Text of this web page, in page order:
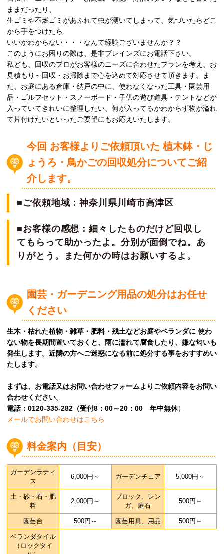
ままだったり、
生ゴミや不燃ゴミがあふれて虫が湧いてしまって、気づいたらどこ
から手をつけたら
いいかわからない・・・なんて経験ございませんか？？
このようにお困りの際は、是非ブレインズにお電話下さい。
私ども、回収のプロがお客様のニーズに合わせたプランを考え、お
見積もり～回収・お掃除まで心を込めて対応させて頂きます。ま
た、お庭にある倉庫・納戸の中に、使わなくなった工具・園芸用
品・ゴルフセット・スノーボード・子供の遊び道具・テントなどが
入っていてきれいに整理したい、何が入ってるかわからず物が溢れ
て片付けたいといったご要望にもお応えいたします。
今回 お客様よりご依頼頂いた 植木鉢・じ
ょうろ・鳥かごの回収処分についてご紹
介します。
■ご依頼地域：神奈川県川崎市高津区
■お客様の感想：細々したものだけど回収し
てもらって助かったよ。分別が面倒でね。あ
りがとう。また何かの時はお願いするよ。
園芸・ガーデニング用品の処分はお任せ
ください
生木・枯れた植物・雑草・肥料・残土などお庭やベランダに 使わ
ない物を長期間置いておくと、雨に濡れて腐食したり、嫌な匂いも
発生します。近隣の方へご迷惑になる前に処分する事をおすすめい
たします。
まずは、お電話又はお問い合わせフォームよりご依頼内容をお問い
合わせください。
電話：0120-335-282（受付8：00～20：00 年中無休）
メールでお問い合わせはこちら
料金案内（目安）
ガーデンラティ
ス
6,000円～ ガーデンチェア 5,000円～
土・砂・石・肥
料
2,000円～
ブロック、レン
ガ、庭石
500円～
園芸台 500円～ 園芸用具、用品 500円～
ベランダタイル
（ロックタイ